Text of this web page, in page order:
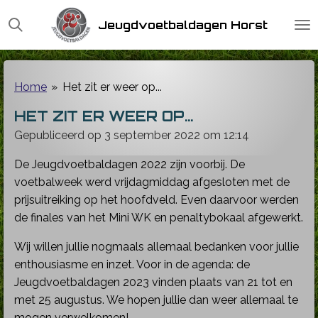
Ga
direct
naar
hoofdinhoud
Jeugdvoetbaldagen Horst
Home » Het zit er weer op...
HET ZIT ER WEER OP...
Gepubliceerd op 3 september 2022 om 12:14
De Jeugdvoetbaldagen 2022 zijn voorbij. De
voetbalweek werd vrijdagmiddag afgesloten met de
prijsuitreiking op het hoofdveld. Even daarvoor werden
de finales van het Mini WK en penaltybokaal afgewerkt.
Wij willen jullie nogmaals allemaal bedanken voor jullie
enthousiasme en inzet. Voor in de agenda: de
Jeugdvoetbaldagen 2023 vinden plaats van 21 tot en
met 25 augustus. We hopen jullie dan weer allemaal te